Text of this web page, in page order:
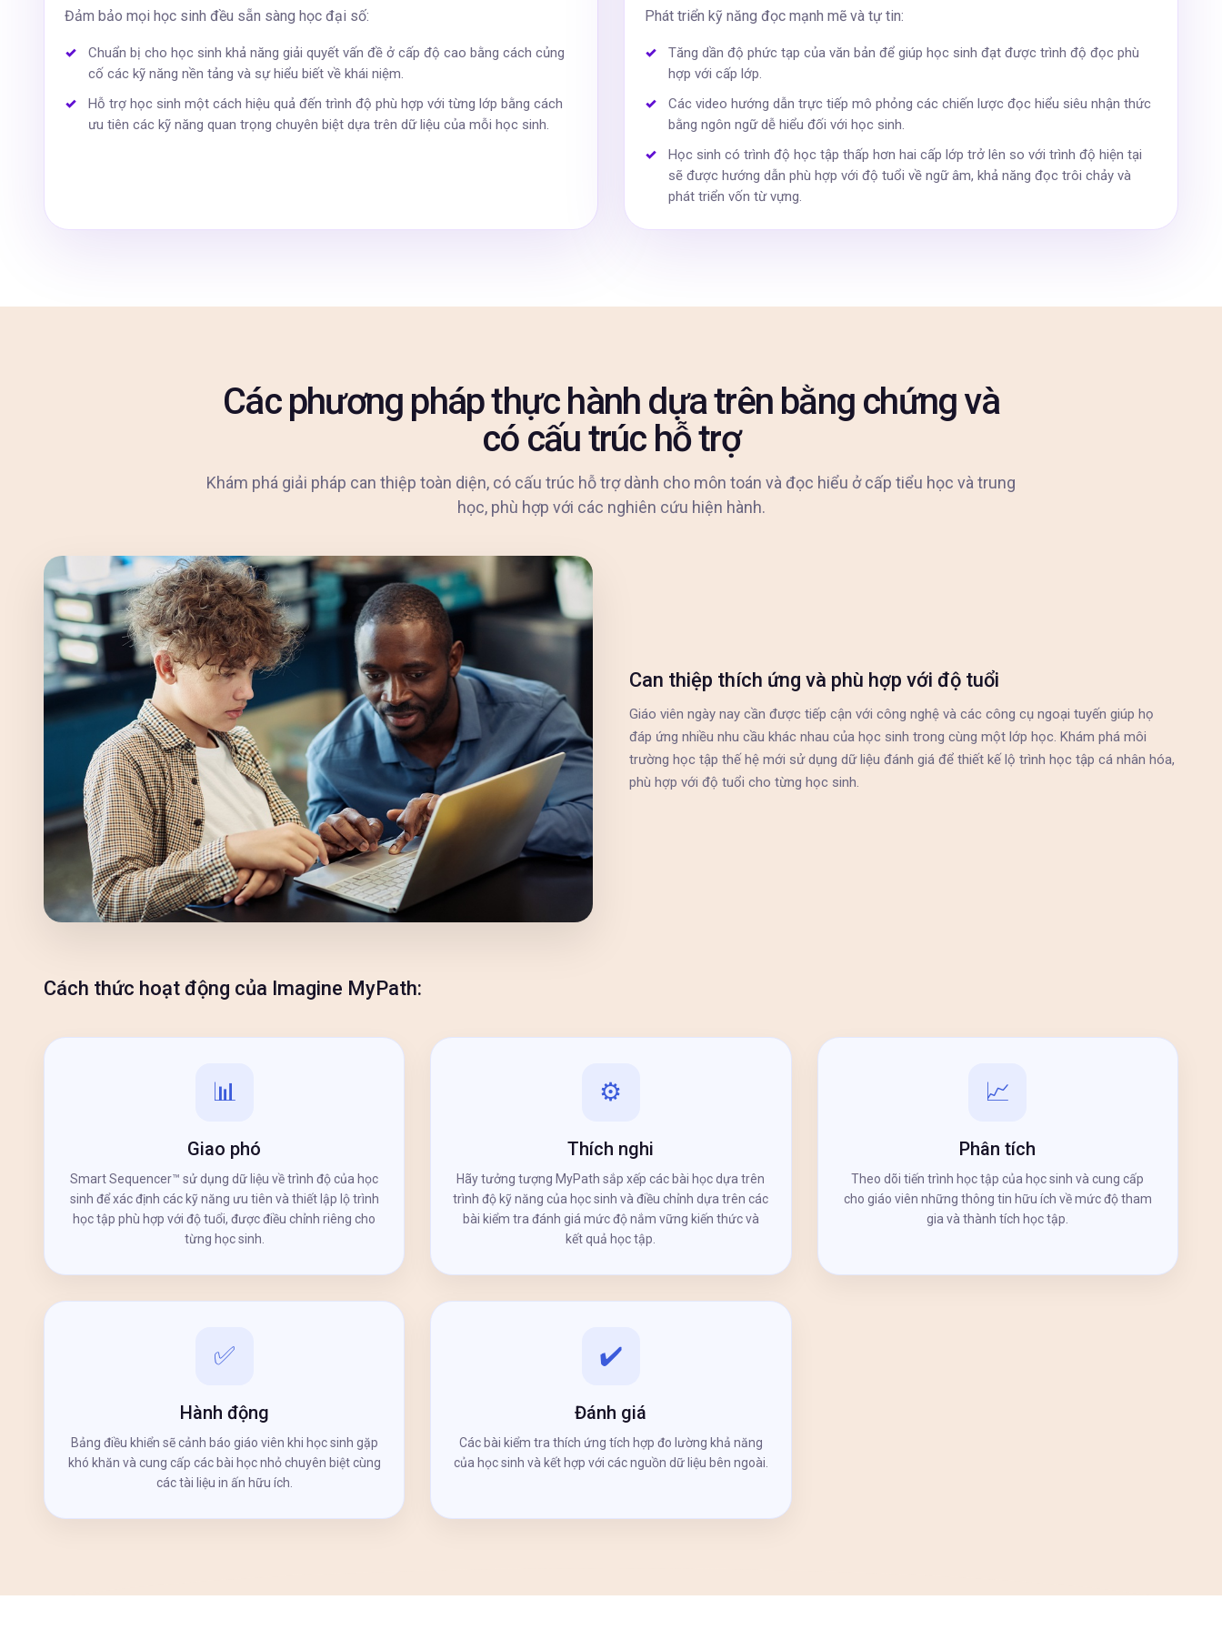
Đảm bảo mọi học sinh đều sẵn sàng học đại số:
Chuẩn bị cho học sinh khả năng giải quyết vấn đề ở cấp độ cao bằng cách củng
cố các kỹ năng nền tảng và sự hiểu biết về khái niệm.
Hỗ trợ học sinh một cách hiệu quả đến trình độ phù hợp với từng lớp bằng cách
ưu tiên các kỹ năng quan trọng chuyên biệt dựa trên dữ liệu của mỗi học sinh.
Phát triển kỹ năng đọc mạnh mẽ và tự tin:
Tăng dần độ phức tạp của văn bản để giúp học sinh đạt được trình độ đọc phù
hợp với cấp lớp.
Các video hướng dẫn trực tiếp mô phỏng các chiến lược đọc hiểu siêu nhận thức
bằng ngôn ngữ dễ hiểu đối với học sinh.
Học sinh có trình độ học tập thấp hơn hai cấp lớp trở lên so với trình độ hiện tại
sẽ được hướng dẫn phù hợp với độ tuổi về ngữ âm, khả năng đọc trôi chảy và
phát triển vốn từ vựng.
Các phương pháp thực hành dựa trên bằng chứng và
có cấu trúc hỗ trợ
Khám phá giải pháp can thiệp toàn diện, có cấu trúc hỗ trợ dành cho môn toán và đọc hiểu ở cấp tiểu học và trung
học, phù hợp với các nghiên cứu hiện hành.
Can thiệp thích ứng và phù hợp với độ tuổi
Giáo viên ngày nay cần được tiếp cận với công nghệ và các công cụ ngoại tuyến giúp họ
đáp ứng nhiều nhu cầu khác nhau của học sinh trong cùng một lớp học. Khám phá môi
trường học tập thế hệ mới sử dụng dữ liệu đánh giá để thiết kế lộ trình học tập cá nhân hóa,
phù hợp với độ tuổi cho từng học sinh.
Cách thức hoạt động của Imagine MyPath:
📊
Giao phó
Smart Sequencer™ sử dụng dữ liệu về trình độ của học
sinh để xác định các kỹ năng ưu tiên và thiết lập lộ trình
học tập phù hợp với độ tuổi, được điều chỉnh riêng cho
từng học sinh.
⚙️
Thích nghi
Hãy tưởng tượng MyPath sắp xếp các bài học dựa trên
trình độ kỹ năng của học sinh và điều chỉnh dựa trên các
bài kiểm tra đánh giá mức độ nắm vững kiến ​​thức và
kết quả học tập.
📈
Phân tích
Theo dõi tiến trình học tập của học sinh và cung cấp
cho giáo viên những thông tin hữu ích về mức độ tham
gia và thành tích học tập.
✅
Hành động
Bảng điều khiển sẽ cảnh báo giáo viên khi học sinh gặp
khó khăn và cung cấp các bài học nhỏ chuyên biệt cùng
các tài liệu in ấn hữu ích.
✔️
Đánh giá
Các bài kiểm tra thích ứng tích hợp đo lường khả năng
của học sinh và kết hợp với các nguồn dữ liệu bên ngoài.